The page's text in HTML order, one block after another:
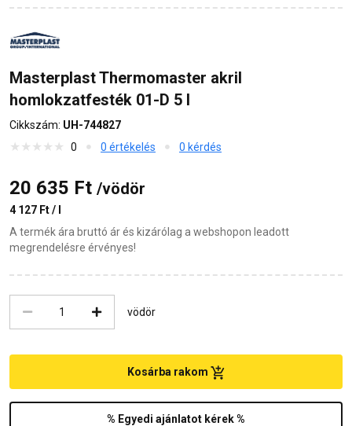
Masterplast Thermomaster akril
homlokzatfesték 01-D 5 l
Cikkszám: UH-744827
0
0 értékelés 0 kérdés
20 635 Ft /vödör
4 127 Ft / l
A termék ára bruttó ár és kizárólag a webshopon leadott
megrendelésre érvényes!
vödör
% Egyedi ajánlatot kérek %
Kosárba rakom